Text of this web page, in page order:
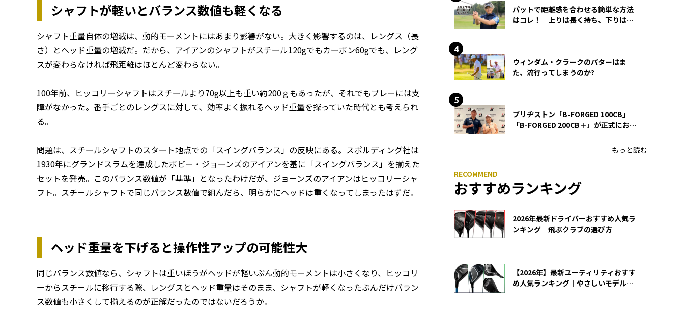
シャフトが軽いとバランス数値も軽くなる
シャフト重量自体の増減は、動的モーメントにはあまり影響がない。大きく影響するのは、レングス（長
さ）とヘッド重量の増減だ。だから、アイアンのシャフトがスチール120gでもカーボン60gでも、レング
スが変わらなければ飛距離はほとんど変わらない。
100年前、ヒッコリーシャフトはスチールより70g以上も重い約200ｇもあったが、それでもプレーには支
障がなかった。番手ごとのレングスに対して、効率よく振れるヘッド重量を探っていた時代とも考えられ
る。
問題は、スチールシャフトのスタート地点での「スイングバランス」の反映にある。スポルディング社は
1930年にグランドスラムを達成したボビー・ジョーンズのアイアンを基に「スイングバランス」を揃えた
セットを発売。このバランス数値が「基準」となったわけだが、ジョーンズのアイアンはヒッコリーシャ
フト。スチールシャフトで同じバランス数値で組んだら、明らかにヘッドは重くなってしまったはずだ。
ヘッド重量を下げると操作性アップの可能性大
同じバランス数値なら、シャフトは重いほうがヘッドが軽いぶん動的モーメントは小さくなり、ヒッコリ
ーからスチールに移行する際、レングスとヘッド重量はそのまま、シャフトが軽くなったぶんだけバラン
ス数値も小さくして揃えるのが正解だったのではないだろうか。
パットで距離感を合わせる簡単な方法
はコレ！ 上りは長く持ち、下りは短
ウィンダム・クラークのパターはま
た、流行ってしまうのか?
ブリヂストン「B-FORGED 100CB」
「B-FORGED 200CB＋」が正式にお披
もっと読む
おすすめランキング
2026年最新ドライバーおすすめ人気ラ
ンキング｜飛ぶクラブの選び方
【2026年】最新ユーティリティおすす
め人気ランキング｜やさしいモデルの